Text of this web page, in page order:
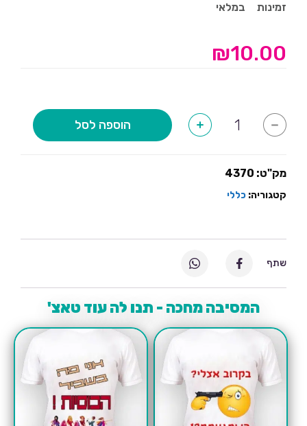
זמינות במלאי
₪10.00
-
של
+ הוספה לסל
מק"ט: 4370
קטגוריה: כללי
המסיבה מחכה - תנו לה עוד טאצ'
שתף